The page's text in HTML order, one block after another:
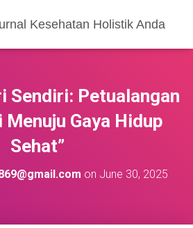
Kesehatan Holistik Anda
Sendiri: Petualangan
Gaya Hidup
Sehat”
on June 30, 2025